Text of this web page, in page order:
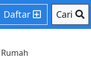
Daftar Cari
Rumah